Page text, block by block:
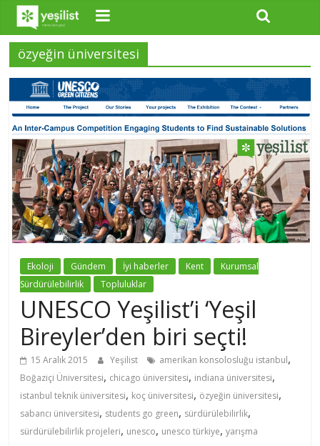
özyeğin üniversitesi
Ekoloji Gündem İyi haberler Kent
Kurumsal
Sürdürülebilirlik
Topluluklar
UNESCO Yeşilist’i ‘Yeşil
Bireyler’den biri seçti!
15 Aralık 2015 Yeşilist amerikan konsolosluğu istanbul,
Boğaziçi Üniversitesi, chicago üniversitesi, indiana üniversitesi,
istanbul teknik üniversitesi, koç üniversitesi, özyeğin üniversitesi,
sabancı üniversitesi, students go green, sürdürülebilirlik,
sürdürülebilirlik projeleri, unesco, unesco türkiye,yarışma